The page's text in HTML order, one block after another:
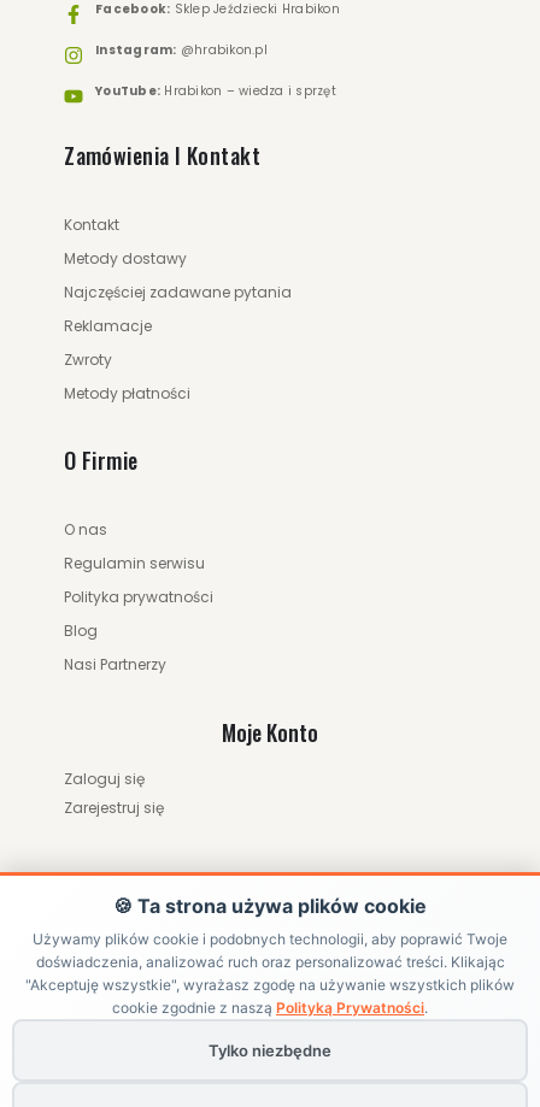
Facebook: Sklep Jeździecki Hrabikon
Instagram: @hrabikon.pl
YouTube: Hrabikon – wiedza i sprzęt
Zamówienia I Kontakt
Kontakt
Metody dostawy
Najczęściej zadawane pytania
Reklamacje
Zwroty
Metody płatności
O Firmie
O nas
Regulamin serwisu
Polityka prywatności
Blog
Nasi Partnerzy
Moje Konto
Zaloguj się
Zarejestruj się
ZWRÓĆ ZAMÓWIENIE / ODSTĄP OD UMOWY
🍪 Ta strona używa plików cookie
Używamy plików cookie i podobnych technologii, aby poprawić Twoje
doświadczenia, analizować ruch oraz personalizować treści. Klikając
"Akceptuję wszystkie", wyrażasz zgodę na używanie wszystkich plików
cookie zgodnie z naszą Polityką Prywatności.
Tylko niezbędne